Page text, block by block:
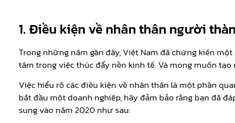
1. Điều kiện về nhân thân người
Trong những năm gần đây, Việt Nam đã chứng kiến
tâm trong việc thúc đẩy nền kinh tế. Và mong muốn
Việc hiểu rõ các điều kiện về nhân thân là một phần
bắt đầu một doanh nghiệp, hãy đảm bảo rằng bạn đã
sung vào năm 2020 như sau: